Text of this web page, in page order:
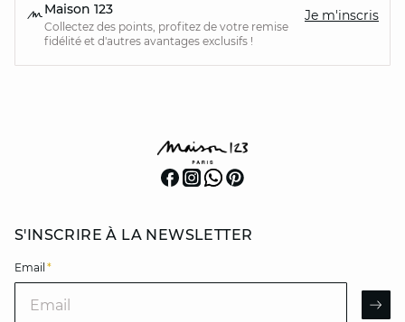
Maison 123
Collectez des points, profitez de votre remise
fidélité et d'autres avantages exclusifs !
Je m'inscris
S'INSCRIRE À LA NEWSLETTER
Email *